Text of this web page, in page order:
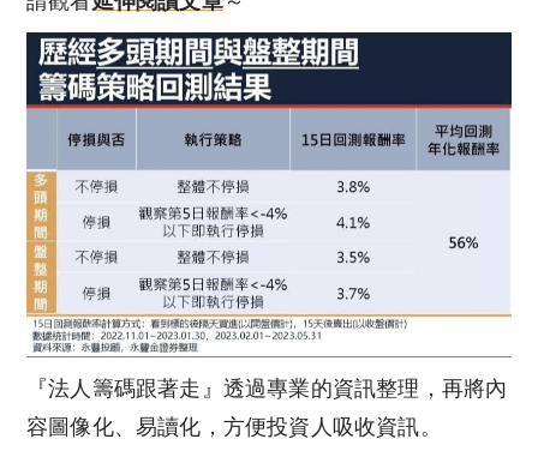
『法人籌碼跟著走』透過專業的資訊整理，再將內
容圖像化、易讀化，方便投資人吸收資訊。